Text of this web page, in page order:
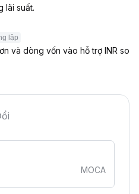
lãi suất.
lập
và dòng vốn vào hỗ trợ INR so
MOCA